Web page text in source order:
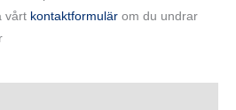
vårt kontaktformulär om du undrar